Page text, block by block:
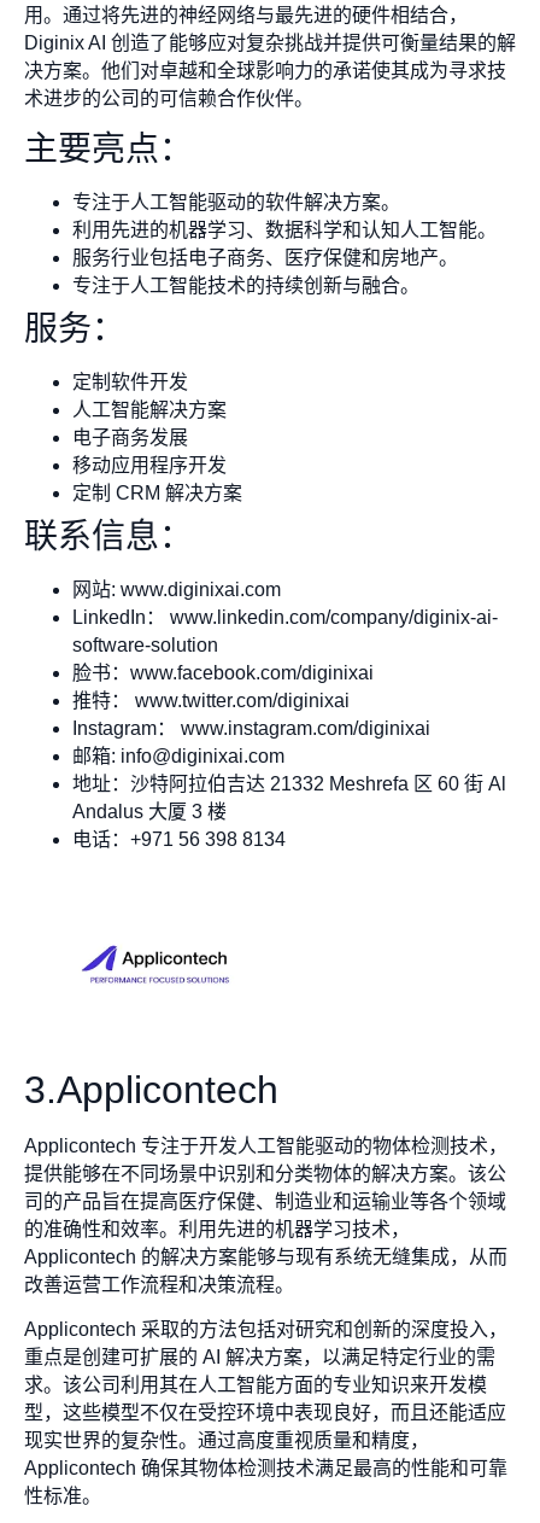
用。通过将先进的神经网络与最先进的硬件相结合，
Diginix AI 创造了能够应对复杂挑战并提供可衡量结果的解
决方案。他们对卓越和全球影响力的承诺使其成为寻求技
术进步的公司的可信赖合作伙伴。
主要亮点：
专注于人工智能驱动的软件解决方案。
利用先进的机器学习、数据科学和认知人工智能。
服务行业包括电子商务、医疗保健和房地产。
专注于人工智能技术的持续创新与融合。
服务：
定制软件开发
人工智能解决方案
电子商务发展
移动应用程序开发
定制 CRM 解决方案
联系信息：
网站: www.diginixai.com
LinkedIn： www.linkedin.com/company/diginix-ai-
software-solution
脸书：www.facebook.com/diginixai
推特： www.twitter.com/diginixai
Instagram： www.instagram.com/diginixai
邮箱: info@diginixai.com
地址：沙特阿拉伯吉达 21332 Meshrefa 区 60 街 Al
Andalus 大厦 3 楼
电话：+971 56 398 8134
3.Applicontech
Applicontech 专注于开发人工智能驱动的物体检测技术，
提供能够在不同场景中识别和分类物体的解决方案。该公
司的产品旨在提高医疗保健、制造业和运输业等各个领域
的准确性和效率。利用先进的机器学习技术，
Applicontech 的解决方案能够与现有系统无缝集成，从而
改善运营工作流程和决策流程。
Applicontech 采取的方法包括对研究和创新的深度投入，
重点是创建可扩展的 AI 解决方案，以满足特定行业的需
求。该公司利用其在人工智能方面的专业知识来开发模
型，这些模型不仅在受控环境中表现良好，而且还能适应
现实世界的复杂性。通过高度重视质量和精度，
Applicontech 确保其物体检测技术满足最高的性能和可靠
性标准。